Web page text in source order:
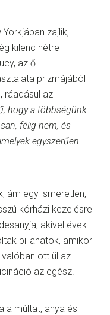
zajlik,
kilenc hétre
az ő
prizmájából
ráadásul az
hogy a többségünk
félig nem, és
egyszerűen
ám egy ismeretlen,
kórházi kezelésre
akivel évek
pillanatok, amikor
ott ül az
az egész.
a múltat, anya és